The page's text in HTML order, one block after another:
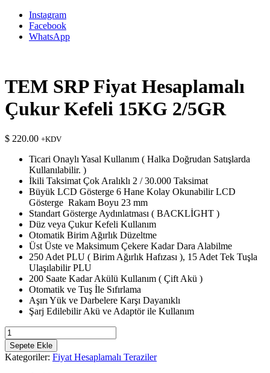
Instagram
Facebook
WhatsApp
TEM SRP Fiyat Hesaplamalı
Çukur Kefeli 15KG 2/5GR
$ 220.00 +KDV
Ticari Onaylı Yasal Kullanım ( Halka Doğrudan Satışlarda
Kullanılabilir. )
İkili Taksimat Çok Aralıklı 2 / 30.000 Taksimat
Büyük LCD Gösterge 6 Hane Kolay Okunabilir LCD
Gösterge Rakam Boyu 23 mm
Standart Gösterge Aydınlatması ( BACKLİGHT )
Düz veya Çukur Kefeli Kullanım
Otomatik Birim Ağırlık Düzeltme
Üst Üste ve Maksimum Çekere Kadar Dara Alabilme
250 Adet PLU ( Birim Ağırlık Hafızası ), 15 Adet Tek Tuşla
Ulaşılabilir PLU
200 Saate Kadar Akülü Kullanım ( Çift Akü )
Otomatik ve Tuş İle Sıfırlama
Aşırı Yük ve Darbelere Karşı Dayanıklı
Şarj Edilebilir Akü ve Adaptör ile Kullanım
TEM
SRP
Fiyat
Hesaplamalı
Sepete Ekle
Kategoriler: Fiyat Hesaplamalı Teraziler